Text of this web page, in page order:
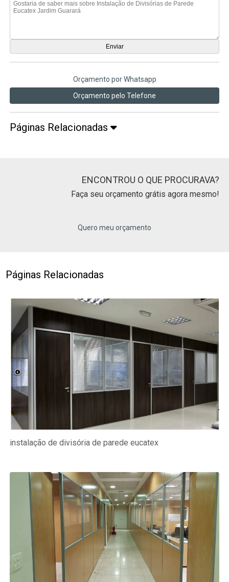
Orçamento por Whatsapp
Orçamento pelo Telefone
Páginas Relacionadas
ENCONTROU O QUE PROCURAVA?
Faça seu orçamento grátis agora mesmo!
Quero meu orçamento
Páginas Relacionadas
instalação de divisória de parede eucatex